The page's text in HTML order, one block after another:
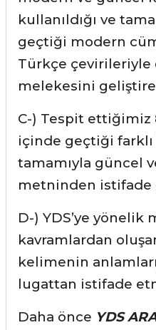
kullanıldığı ve
geçtiği modern
Türkçe çevirileriyle
melekesini
C-) Tespit
içinde geçtiği
tamamıyla güncel
metninden istifade
D-) YDS’ye
kavramlardan
kelimenin
lugattan istifade
Daha önce YDS